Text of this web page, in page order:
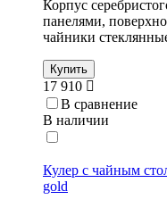
Корпус
панелями,
чайники
Купить
17 910
В сравнение
В наличии
Кулер с чайным
gold